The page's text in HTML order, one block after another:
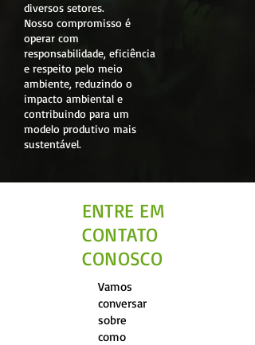
diversos setores.
Nosso compromisso é
operar com
responsabilidade, eficiência
e respeito pelo meio
ambiente, reduzindo o
impacto ambiental e
contribuindo para um
modelo produtivo mais
sustentável.
ENTRE EM
CONTATO
CONOSCO
Vamos
conversar
sobre
como